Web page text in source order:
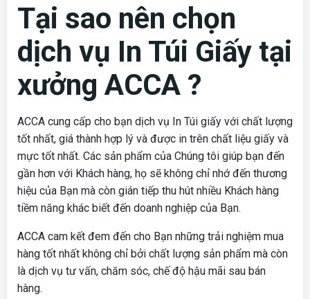
Tại sao nên chọn
dịch vụ In Túi Giấy tại
xưởng ACCA ?
ACCA cung cấp cho bạn dịch vụ In Túi giấy với chất lượng
tốt nhất, giá thành hợp lý và được in trên chất liệu giấy và
mực tốt nhất. Các sản phẩm của Chúng tôi giúp bạn đến
gần hơn với Khách hàng, họ sẽ không chỉ nhớ đến thương
hiệu của Bạn mà còn gián tiếp thu hút nhiều Khách hàng
tiềm năng khác biết đến doanh nghiệp của Bạn.
ACCA cam kết đem đến cho Bạn những trải nghiệm mua
hàng tốt nhất không chỉ bởi chất lượng sản phẩm mà còn
là dịch vụ tư vấn, chăm sóc, chế độ hậu mãi sau bán
hàng.